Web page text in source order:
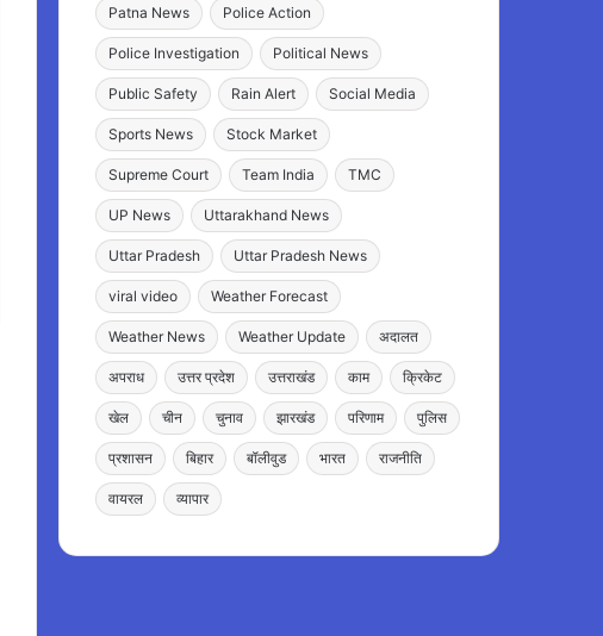
Patna News Police Action
Police Investigation Political News
Public Safety Rain Alert Social Media
Sports News Stock Market
Supreme Court Team India TMC
UP News Uttarakhand News
Uttar Pradesh Uttar Pradesh News
viral video Weather Forecast
Weather News Weather Update अदालत
अपराध उत्तर प्रदेश उत्तराखंड काम क्रिकेट
खेल चीन चुनाव झारखंड परिणाम पुलिस
प्रशासन बिहार बॉलीवुड भारत राजनीति
वायरल व्यापार